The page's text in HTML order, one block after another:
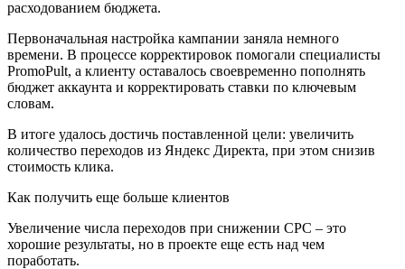
расходованием бюджета.
Первоначальная настройка кампании заняла немного
времени. В процессе корректировок помогали специалисты
PromoPult, а клиенту оставалось своевременно пополнять
бюджет аккаунта и корректировать ставки по ключевым
словам.
В итоге удалось достичь поставленной цели: увеличить
количество переходов из Яндекс Директа, при этом снизив
стоимость клика.
Как получить еще больше клиентов
Увеличение числа переходов при снижении CPC – это
хорошие результаты, но в проекте еще есть над чем
поработать.